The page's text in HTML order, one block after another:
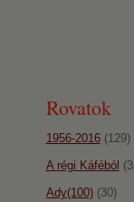
Rovatok
1956-2016(129)
A régi Káféból
Ady(100)(30)